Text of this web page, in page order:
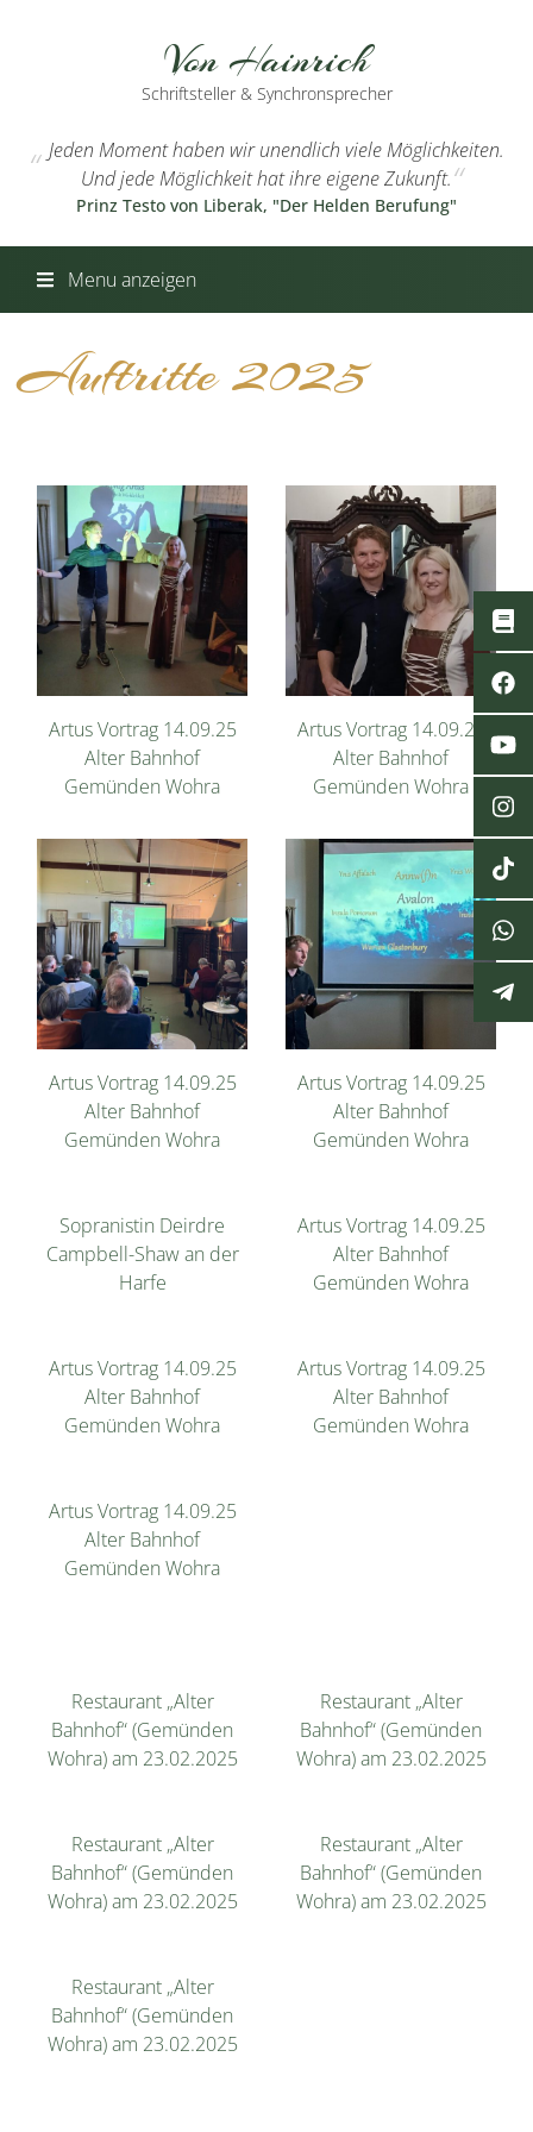
Von Hainrich
Schriftsteller & Synchronsprecher
Jeden Moment haben wir unendlich viele Möglichkeiten.
Und jede Möglichkeit hat ihre eigene Zukunft.
Prinz Testo von Liberak, "Der Helden Berufung"
Menu anzeigen
Auftritte 2025
Artus Vortrag 14.09.25
Alter Bahnhof
Gemünden Wohra
Artus Vortrag 14.09.25
Alter Bahnhof
Gemünden Wohra
Artus Vortrag 14.09.25
Alter Bahnhof
Gemünden Wohra
Artus Vortrag 14.09.25
Alter Bahnhof
Gemünden Wohra
Sopranistin Deirdre
Campbell-Shaw an der
Harfe
Artus Vortrag 14.09.25
Alter Bahnhof
Gemünden Wohra
Artus Vortrag 14.09.25
Alter Bahnhof
Gemünden Wohra
Artus Vortrag 14.09.25
Alter Bahnhof
Gemünden Wohra
Artus Vortrag 14.09.25
Alter Bahnhof
Gemünden Wohra
Restaurant „Alter
Bahnhof“ (Gemünden
Wohra) am 23.02.2025
Restaurant „Alter
Bahnhof“ (Gemünden
Wohra) am 23.02.2025
Restaurant „Alter
Bahnhof“ (Gemünden
Wohra) am 23.02.2025
Restaurant „Alter
Bahnhof“ (Gemünden
Wohra) am 23.02.2025
Restaurant „Alter
Bahnhof“ (Gemünden
Wohra) am 23.02.2025